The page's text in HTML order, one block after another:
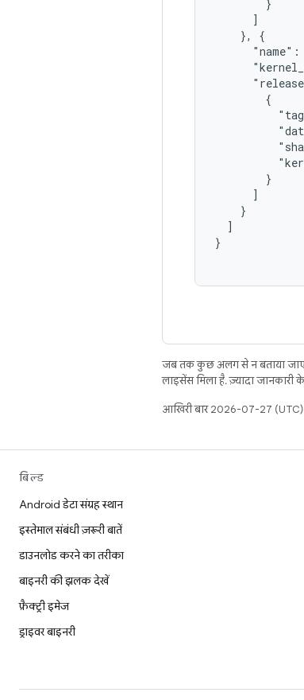
        }
      ]
    }, {
"name":
        {
        }
      ]
    }
  ]
}
जब तक कुछ अलग से न बताया
लाइसेंस मिला है. ज़्यादा जानकारी
आखिरी बार 2026-07-27
बिल्ड
Android डेटा संग्रह स्थान
इस्तेमाल संबंधी ज़रूरी बातें
डाउनलोड करने का तरीका
बाइनरी की झलक देखें
फ़ैक्ट्री इमेज
ड्राइवर बाइनरी